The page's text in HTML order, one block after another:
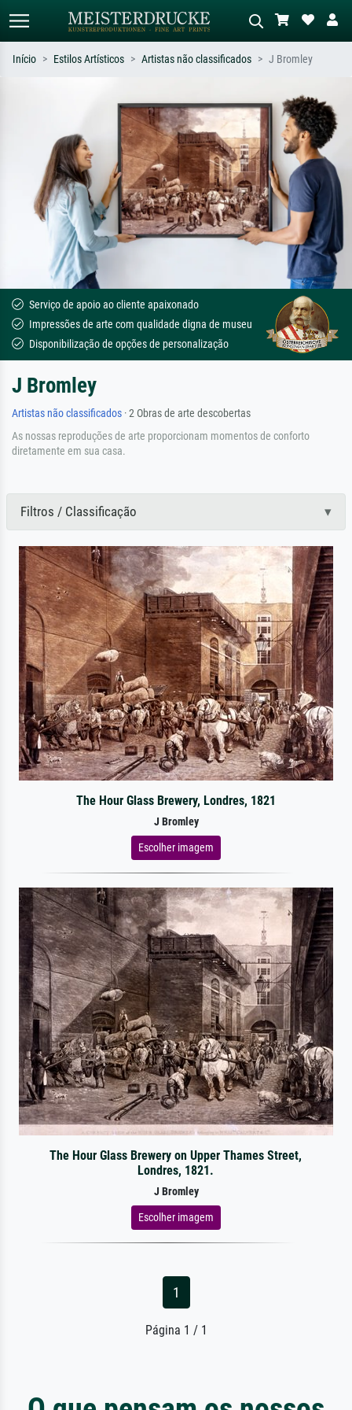
Pesquise por artista, título ou estilo –
ex: Monet, Noite Estrelada,
impressionismo, onda de Hokusai, nu.
Descreva a cena – ex: prado verde,
abstrato com muito vermelho, pintura
a óleo escura, nu em pé ao lado de
uma árvore.
Início Estilos Artísticos Artistas não classificados J Bromley
Serviço de apoio ao cliente apaixonado
Impressões de arte com qualidade digna de museu
Disponibilização de opções de personalização
J Bromley
Artistas não classificados · 2 Obras de arte descobertas
As nossas reproduções de arte proporcionam momentos de conforto
diretamente em sua casa.
Filtros / Classificação
The Hour Glass Brewery, Londres, 1821
J Bromley
Escolher imagem
The Hour Glass Brewery on Upper Thames Street,
Londres, 1821.
J Bromley
Escolher imagem
1
Página 1 / 1